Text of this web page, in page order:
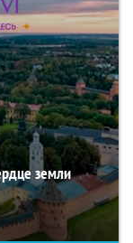
земли